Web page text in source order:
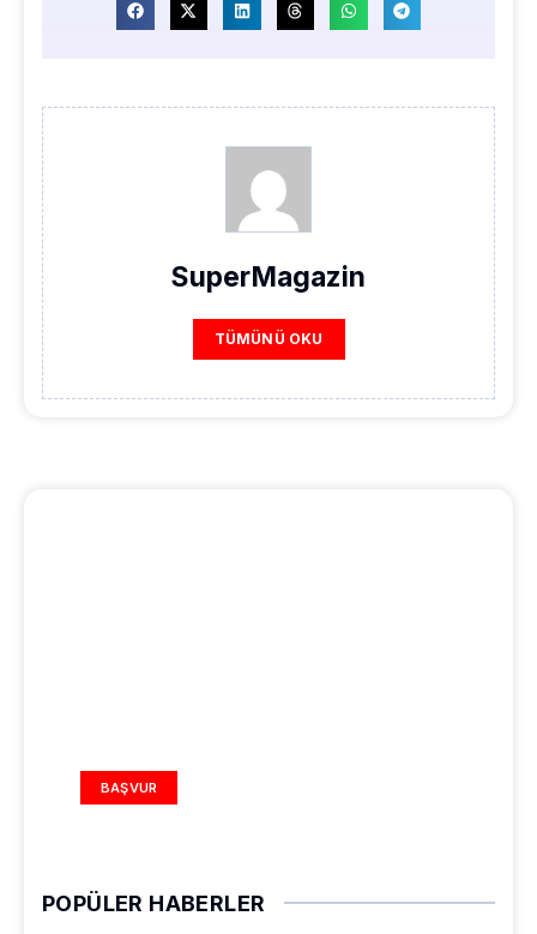
SuperMagazin
TÜMÜNÜ OKU
BAŞVUR
POPÜLER HABERLER